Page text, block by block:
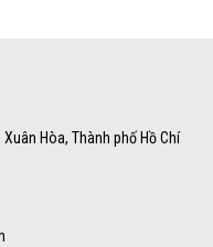
Hòa, Thành phố Hồ Chí